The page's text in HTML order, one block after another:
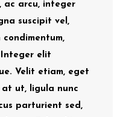
ac arcu, integer
suscipit vel,
condimentum,
Integer elit
Velit etiam, eget
at ut, ligula nunc
parturient sed,